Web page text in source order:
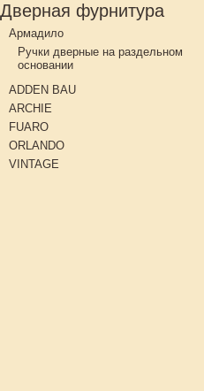
Дверная фурнитура
Армадило
Ручки дверные на раздельном
основании
ADDEN BAU
ARCHIE
FUARO
ORLANDO
VINTAGE